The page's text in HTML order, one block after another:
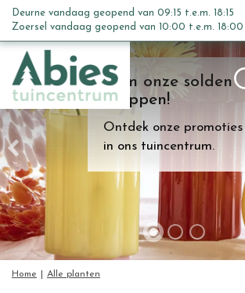
n
c
o
n
t
e
n
t
Kom onze solden
shoppen!
Ontdek onze promoties
in ons tuincentrum.
Home Alle planten
Deurne vandaag geopend van 09:15 t.e.m. 18:15
Zoersel vandaag geopend van 10:00 t.e.m. 18:00